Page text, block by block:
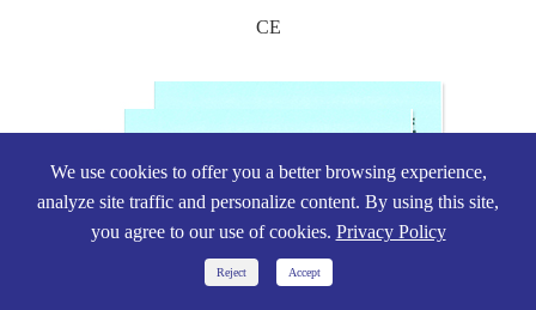
CE
We use cookies to offer you a better browsing experience,
analyze site traffic and personalize content. By using this site,
you agree to our use of cookies. Privacy Policy
Reject Accept